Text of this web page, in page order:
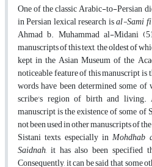
One of the classic Arabic-to-Persian
in Persian lexical research isal-Sami
Ahmad b. Muhammad al-Midani
manuscripts of this text, the oldest of
kept in the Asian Museum of the
noticeable feature of this manuscript
words have been determined some
scribe's region of birth and living.
manuscript is the existence of some of
not been used in other manuscripts of
Sistani texts, especially inMohdhab
Saidnah, it has also been specified
Consequently, it can be said that some